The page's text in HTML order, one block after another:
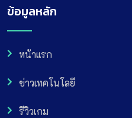
ข้อมูลหลัก
หน้าแรก
ข่าวเทคโนโลยี
รีวิวเกม